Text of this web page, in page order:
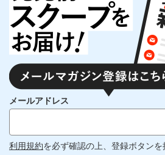
メールアドレス
利用規約を必ず確認の上、登録ボタンを